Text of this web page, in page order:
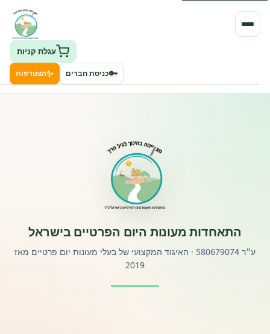
פורטל לוח מודעות דרושים עובדים
עגלת קניות
🔑כניסת חברים ✨הצטרפות
התאחדות מעונות היום הפרטיים בישראל
ע״ר 580679074 · האיגוד המקצועי של בעלי מעונות יום פרטיים מאז
2019